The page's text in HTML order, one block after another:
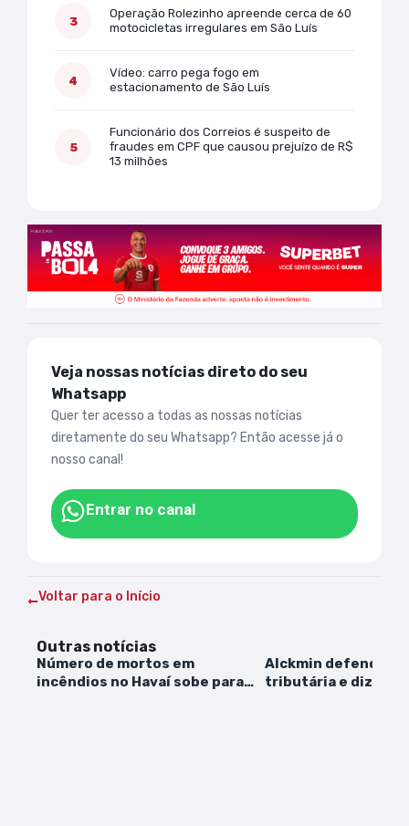
Operação Rolezinho apreende cerca de 60
motocicletas irregulares em São Luís
Vídeo: carro pega fogo em
estacionamento de São Luís
Funcionário dos Correios é suspeito de
fraudes em CPF que causou prejuízo de R$
13 milhões
Veja nossas notícias direto do seu
Whatsapp
Quer ter acesso a todas as nossas notícias
diretamente do seu Whatsapp? Então acesse já o
nosso canal!
Entrar no canal
Voltar para o Início
Outras notícias
Número de mortos em
incêndios no Havaí sobe para
Alckmin defende
tributária e diz que